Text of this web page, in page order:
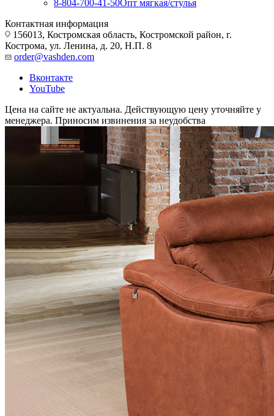
8-804-700-41-50Опт мягкая/стулья
Контактная информация
156013, Костромская область, Костромской район, г.
Кострома, ул. Ленина, д. 20, Н.П. 8
order@vashden.com
Вконтакте
YouTube
Цена на сайте не актуальна. Действующую цену уточняйте у
менеджера. Приносим извинения за неудобства